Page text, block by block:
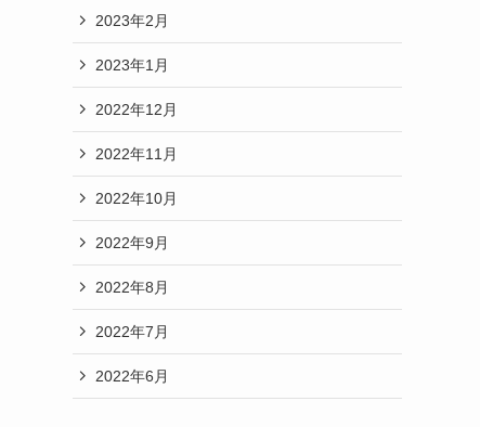
2023年2月
2023年1月
2022年12月
2022年11月
2022年10月
2022年9月
2022年8月
2022年7月
2022年6月